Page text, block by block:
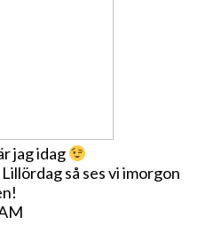
jag idag
så ses vi imorgon